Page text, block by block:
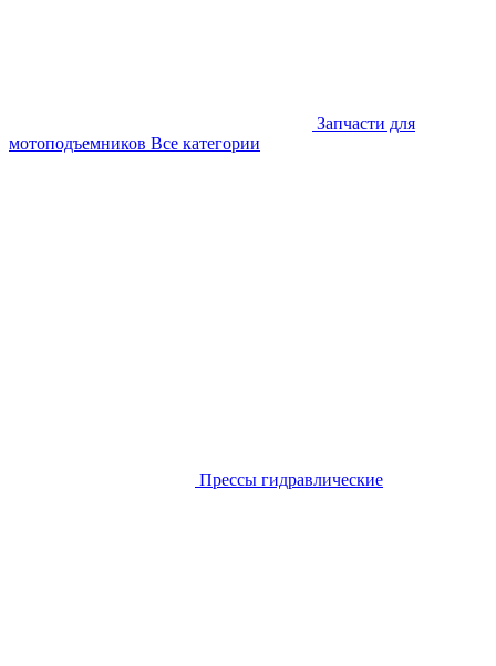
Запчасти для
мотоподъемников Все категории
Прессы гидравлические